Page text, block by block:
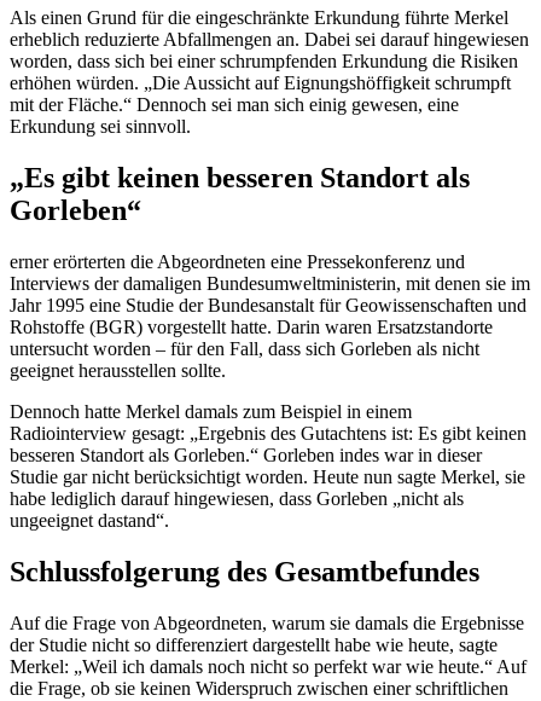
Als einen Grund für die eingeschränkte Erkundung führte Merkel
erheblich reduzierte Abfallmengen an. Dabei sei darauf hingewiesen
worden, dass sich bei einer schrumpfenden Erkundung die Risiken
erhöhen würden. „Die Aussicht auf Eignungshöffigkeit schrumpft
mit der Fläche.“ Dennoch sei man sich einig gewesen, eine
Erkundung sei sinnvoll.
„Es gibt keinen besseren Standort als
Gorleben“
erner erörterten die Abgeordneten eine Pressekonferenz und
Interviews der damaligen Bundesumweltministerin, mit denen sie im
Jahr 1995 eine Studie der Bundesanstalt für Geowissenschaften und
Rohstoffe (BGR) vorgestellt hatte. Darin waren Ersatzstandorte
untersucht worden – für den Fall, dass sich Gorleben als nicht
geeignet herausstellen sollte.
Dennoch hatte Merkel damals zum Beispiel in einem
Radiointerview gesagt: „Ergebnis des Gutachtens ist: Es gibt keinen
besseren Standort als Gorleben.“ Gorleben indes war in dieser
Studie gar nicht berücksichtigt worden. Heute nun sagte Merkel, sie
habe lediglich darauf hingewiesen, dass Gorleben „nicht als
ungeeignet dastand“.
Schlussfolgerung des Gesamtbefundes
Auf die Frage von Abgeordneten, warum sie damals die Ergebnisse
der Studie nicht so differenziert dargestellt habe wie heute, sagte
Merkel: „Weil ich damals noch nicht so perfekt war wie heute.“ Auf
die Frage, ob sie keinen Widerspruch zwischen einer schriftlichen